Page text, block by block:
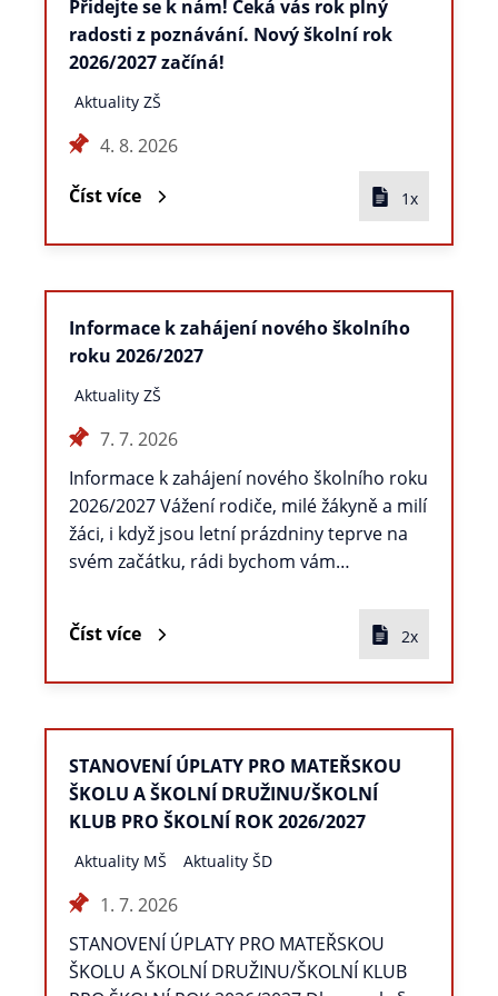
Přidejte se k nám! Čeká vás rok plný
radosti z poznávání. Nový školní rok
2026/2027 začíná!
Aktuality ZŠ
4. 8. 2026
Číst více 1x
Informace k zahájení nového školního
roku 2026/2027
Aktuality ZŠ
7. 7. 2026
Informace k zahájení nového školního roku
2026/2027 Vážení rodiče, milé žákyně a milí
žáci, i když jsou letní prázdniny teprve na
svém začátku, rádi bychom vám…
Číst více 2x
STANOVENÍ ÚPLATY PRO MATEŘSKOU
ŠKOLU A ŠKOLNÍ DRUŽINU/ŠKOLNÍ
KLUB PRO ŠKOLNÍ ROK 2026/2027
Aktuality MŠ Aktuality ŠD
1. 7. 2026
STANOVENÍ ÚPLATY PRO MATEŘSKOU
ŠKOLU A ŠKOLNÍ DRUŽINU/ŠKOLNÍ KLUB